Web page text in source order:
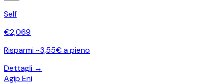
Self
€2,069
Risparmi ~3,55€ a pieno
Dettagli →
Agip Eni